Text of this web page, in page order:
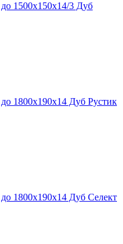
1500х150х14/3 Дуб
1800х190х14 Дуб Рустик
1800х190х14 Дуб Селект